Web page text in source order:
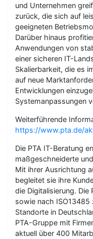
und Unternehmen
zurück, die sich auf
geeigneten
Darüber hinaus
Anwendungen von
einer sicheren IT-
Skalierbarkeit, die es
auf neue
Entwicklungen
Systemanpassungen
Weiterführende
https://www.pta.de/
Die PTA IT-Beratung
maßgeschneiderte
Mit ihrer Ausrichtung
begleitet sie ihre
die Digitalisierung. Die
sowie nach
Standorte in
PTA-Gruppe mit
aktuell über 400